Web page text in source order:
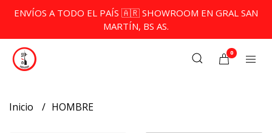
ENVÍOS A TODO EL PAÍS 🇦🇷 SHOWROOM EN GRAL SAN
MARTÍN, BS AS.
0
Inicio HOMBRE